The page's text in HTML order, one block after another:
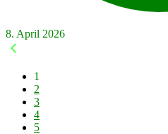
8. April 2026
1
2
3
4
5